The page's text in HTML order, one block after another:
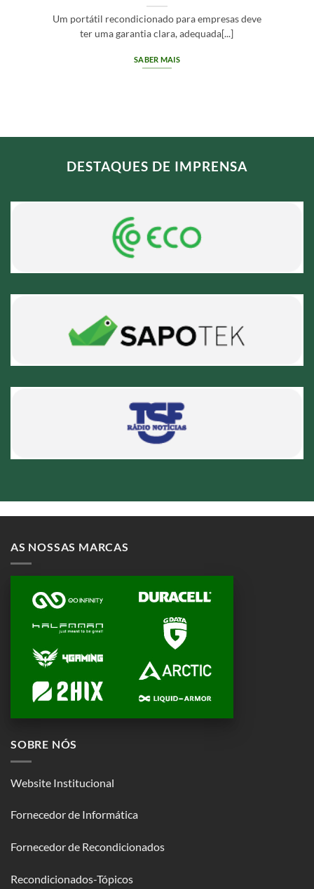
Um portátil recondicionado para empresas deve
ter uma garantia clara, adequada[...]
SABER MAIS
DESTAQUES DE IMPRENSA
AS NOSSAS MARCAS
SOBRE NÓS
Website Institucional
Fornecedor de Informática
Fornecedor de Recondicionados
Recondicionados-Tópicos